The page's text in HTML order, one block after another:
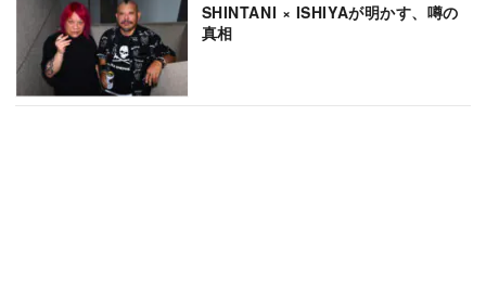
SHINTANI × ISHIYAが明かす、噂の
真相